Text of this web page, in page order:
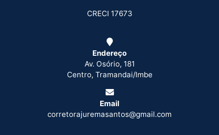
CRECI 17673
Endereço
Av. Osório, 181
Centro, Tramandai/Imbe
Email
corretorajuremasantos@gmail.com